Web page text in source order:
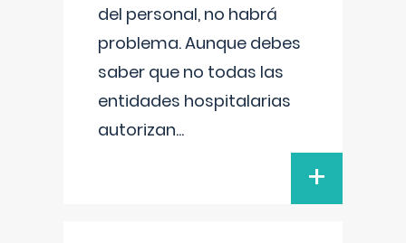
del personal, no habrá
problema. Aunque debes
saber que no todas las
entidades hospitalarias
autorizan...
+